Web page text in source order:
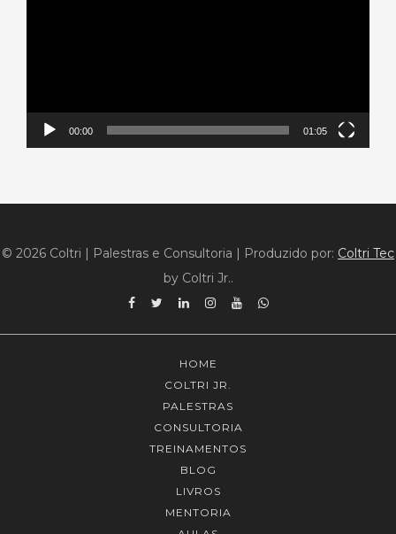
00:00 01:05
© 2026 Coltri | Palestras e Consultoria | Produzido por: Coltri Tec
by Coltri Jr..
Facebook
TwitterLinkedinInstagram
YouTubeWhatsApp
HOME
COLTRI JR.
PALESTRAS
CONSULTORIA
TREINAMENTOS
BLOG
LIVROS
MENTORIA